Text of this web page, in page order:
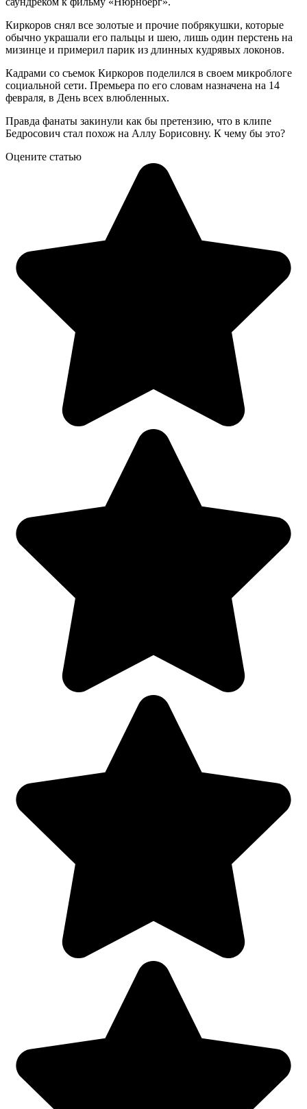
Киркоров снял все золотые и прочие побрякушки, которые
обычно украшали его пальцы и шею, лишь один перстень на
мизинце и примерил парик из длинных кудрявых локонов.
Кадрами со съемок Киркоров поделился в своем микроблоге
социальной сети. Премьера по его словам назначена на 14
февраля, в День всех влюбленных.
Правда фанаты закинули как бы претензию, что в клипе
Бедросович стал похож на Аллу Борисовну. К чему бы это?
Оцените статью